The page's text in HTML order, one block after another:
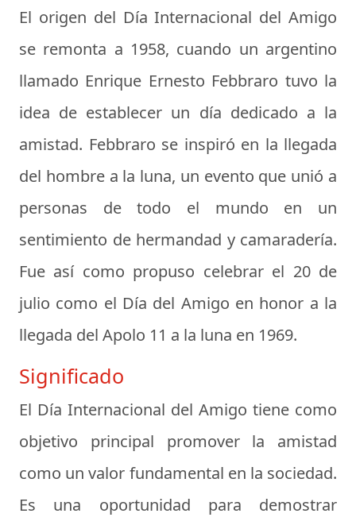
El origen del Día Internacional del Amigo
se remonta a 1958, cuando un argentino
llamado Enrique Ernesto Febbraro tuvo la
idea de establecer un día dedicado a la
amistad. Febbraro se inspiró en la llegada
del hombre a la luna, un evento que unió a
personas de todo el mundo en un
sentimiento de hermandad y camaradería.
Fue así como propuso celebrar el 20 de
julio como el Día del Amigo en honor a la
llegada del Apolo 11 a la luna en 1969.
Significado
El Día Internacional del Amigo tiene como
objetivo principal promover la amistad
como un valor fundamental en la sociedad.
Es una oportunidad para demostrar